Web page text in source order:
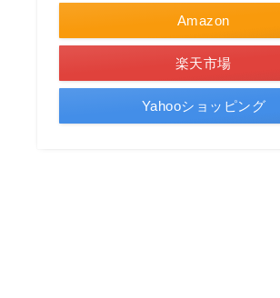
Amazon
楽天市場
Yahooショッピング